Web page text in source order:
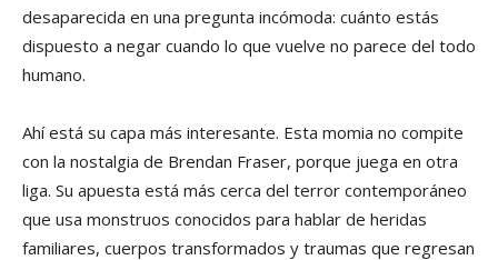
desaparecida en una pregunta incómoda: cuánto estás
dispuesto a negar cuando lo que vuelve no parece del todo
humano.
Ahí está su capa más interesante. Esta momia no compite
con la nostalgia de Brendan Fraser, porque juega en otra
liga. Su apuesta está más cerca del terror contemporáneo
que usa monstruos conocidos para hablar de heridas
familiares, cuerpos transformados y traumas que regresan